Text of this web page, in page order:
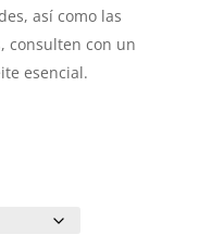
así como las
consulten con un
esencial.